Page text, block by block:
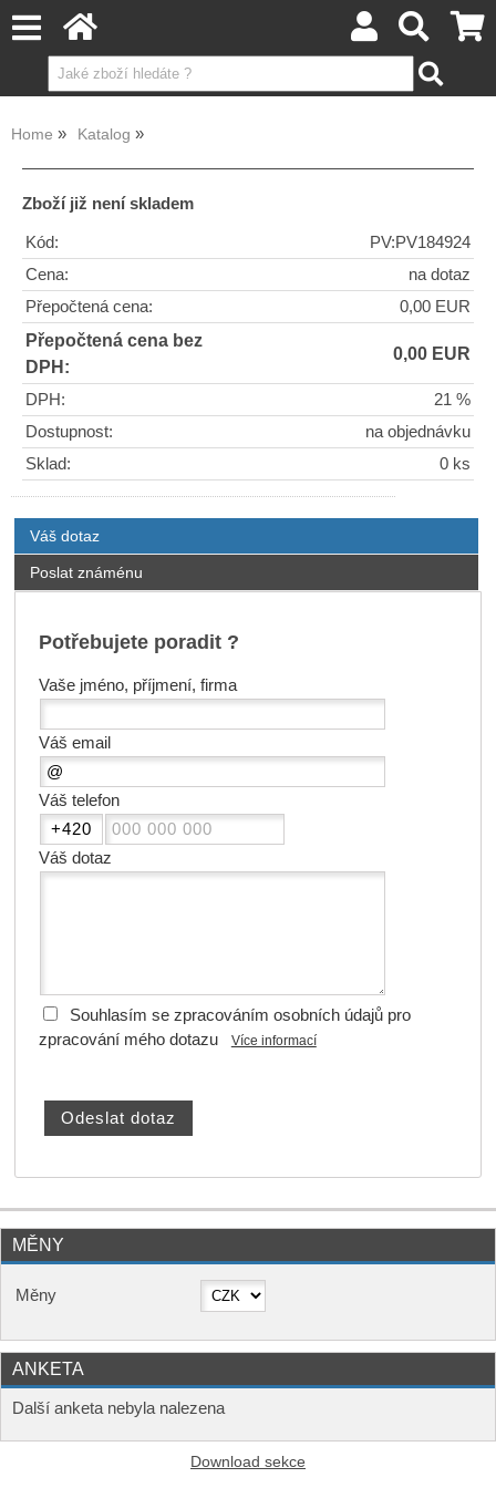
Home Katalog
Zboží již není skladem
Kód:
PV:PV184924
Cena:
na dotaz
Přepočtená cena:
0,00 EUR
Přepočtená cena bez
DPH:
0,00 EUR
DPH:
21 %
Dostupnost:
na objednávku
Sklad:
0 ks
Váš dotaz
Poslat známénu
Potřebujete poradit ?
Vaše jméno, příjmení, firma
Váš email
Váš telefon
Váš dotaz
Souhlasím se zpracováním osobních údajů pro
zpracování mého dotazu
Více informací
MĚNY
Měny
ANKETA
Další anketa nebyla nalezena
Download sekce